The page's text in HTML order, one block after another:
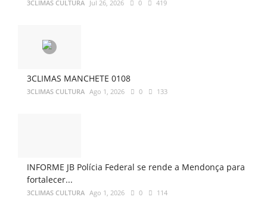
3CLIMAS CULTURA Jul 26, 2026 0 419
3CLIMAS MANCHETE 0108
3CLIMAS CULTURA Ago 1, 2026 0 133
INFORME JB Polícia Federal se rende a Mendonça para
fortalecer...
3CLIMAS CULTURA Ago 1, 2026 0 114